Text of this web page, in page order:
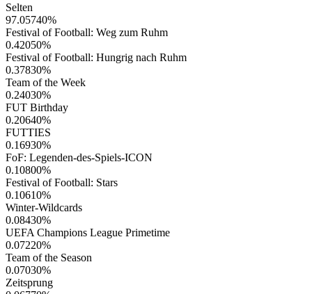
Selten
97.05740%
Festival of Football: Weg zum Ruhm
0.42050%
Festival of Football: Hungrig nach Ruhm
0.37830%
Team of the Week
0.24030%
FUT Birthday
0.20640%
FUTTIES
0.16930%
FoF: Legenden-des-Spiels-ICON
0.10800%
Festival of Football: Stars
0.10610%
Winter-Wildcards
0.08430%
UEFA Champions League Primetime
0.07220%
Team of the Season
0.07030%
Zeitsprung